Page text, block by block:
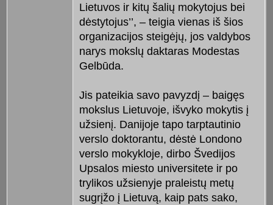
Lietuvos ir kitų šalių mokytojus bei
dėstytojus’’, – teigia vienas iš šios
organizacijos steigėjų, jos valdybos
narys mokslų daktaras Modestas
Gelbūda.
Jis pateikia savo pavyzdį – baigęs
mokslus Lietuvoje, išvyko mokytis į
užsienį. Danijoje tapo tarptautinio
verslo doktorantu, dėstė Londono
verslo mokykloje, dirbo Švedijos
Upsalos miesto universitete ir po
trylikos užsienyje praleistų metų
sugrįžo į Lietuvą, kaip pats sako,